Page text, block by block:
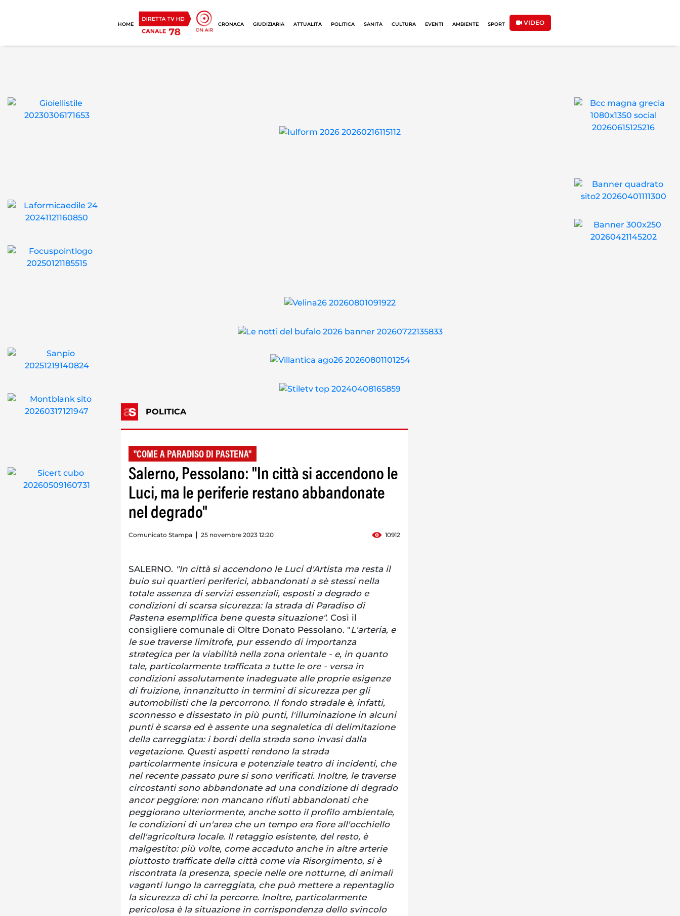
HOME CRONACA GIUDIZIARIA ATTUALITÀ POLITICA SANITÀ CULTURA EVENTI AMBIENTE SPORT VIDEO
POLITICA
"COME A PARADISO DI PASTENA"
Salerno, Pessolano: "In città si accendono le
Luci, ma le periferie restano abbandonate
nel degrado"
Comunicato Stampa 25 novembre 2023 12:20 10912
SALERNO. "In città si accendono le Luci d'Artista ma resta il
buio sui quartieri periferici, abbandonati a sè stessi nella
totale assenza di servizi essenziali, esposti a degrado e
condizioni di scarsa sicurezza: la strada di Paradiso di
Pastena esemplifica bene questa situazione". Così il
consigliere comunale di Oltre Donato Pessolano. "L'arteria, e
le sue traverse limitrofe, pur essendo di importanza
strategica per la viabilità nella zona orientale - e, in quanto
tale, particolarmente trafficata a tutte le ore - versa in
condizioni assolutamente inadeguate alle proprie esigenze
di fruizione, innanzitutto in termini di sicurezza per gli
automobilisti che la percorrono. Il fondo stradale è, infatti,
sconnesso e dissestato in più punti, l'illuminazione in alcuni
punti è scarsa ed è assente una segnaletica di delimitazione
della carreggiata: i bordi della strada sono invasi dalla
vegetazione. Questi aspetti rendono la strada
particolarmente insicura e potenziale teatro di incidenti, che
nel recente passato pure si sono verificati. Inoltre, le traverse
circostanti sono abbandonate ad una condizione di degrado
ancor peggiore: non mancano rifiuti abbandonati che
peggiorano ulteriormente, anche sotto il profilo ambientale,
le condizioni di un'area che un tempo era fiore all'occhiello
dell'agricoltura locale. Il retaggio esistente, del resto, è
malgestito: più volte, come accaduto anche in altre arterie
piuttosto trafficate della città come via Risorgimento, si è
riscontrata la presenza, specie nelle ore notturne, di animali
vaganti lungo la carreggiata, che può mettere a repentaglio
la sicurezza di chi la percorre. Inoltre, particolarmente
pericolosa è la situazione in corrispondenza dello svincolo